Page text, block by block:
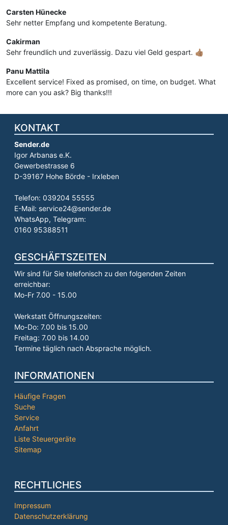
Carsten Hünecke
Sehr netter Empfang und kompetente Beratung.
Cakirman
Sehr freundlich und zuverlässig. Dazu viel Geld gespart. 👍🏽
Panu Mattila
Excellent service! Fixed as promised, on time, on budget. What
more can you ask? Big thanks!!!
KONTAKT
Sender.de
Igor Arbanas e.K.
Gewerbestrasse 6
D-39167 Hohe Börde - Irxleben
Telefon: 039204 55555
E-Mail: service24@sender.de
WhatsApp, Telegram:
0160 95388511
GESCHÄFTSZEITEN
Wir sind für Sie telefonisch zu den folgenden Zeiten
erreichbar:
Mo-Fr 7.00 - 15.00
Werkstatt Öffnungszeiten:
Mo-Do: 7.00 bis 15.00
Freitag: 7.00 bis 14.00
Termine täglich nach Absprache möglich.
INFORMATIONEN
Häufige Fragen
Suche
Service
Anfahrt
Liste Steuergeräte
Sitemap
RECHTLICHES
Impressum
Datenschutzerklärung